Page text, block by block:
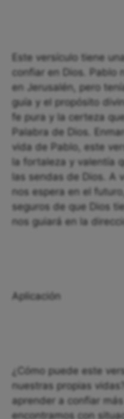
Este versículo tiene
confiar en Dios. Pablo
en Jerusalén, pero
guía y el propósito
fe pura y la certeza
Palabra de Dios.
vida de Pablo, este
la fortaleza y ​​valentía
las sendas de Dios. A
nos espera en el
seguros de que Dios
nos guiará en la
Aplicación
¿Cómo puede este
nuestras propias
aprender a confiar
encontramos con